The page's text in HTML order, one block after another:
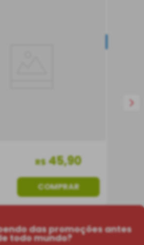
R$ 45,90
COMPRAR
das promoções antes
todo mundo?